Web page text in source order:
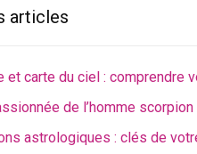
articles
et carte du ciel : comprendre
de l’homme
astrologiques : clés de